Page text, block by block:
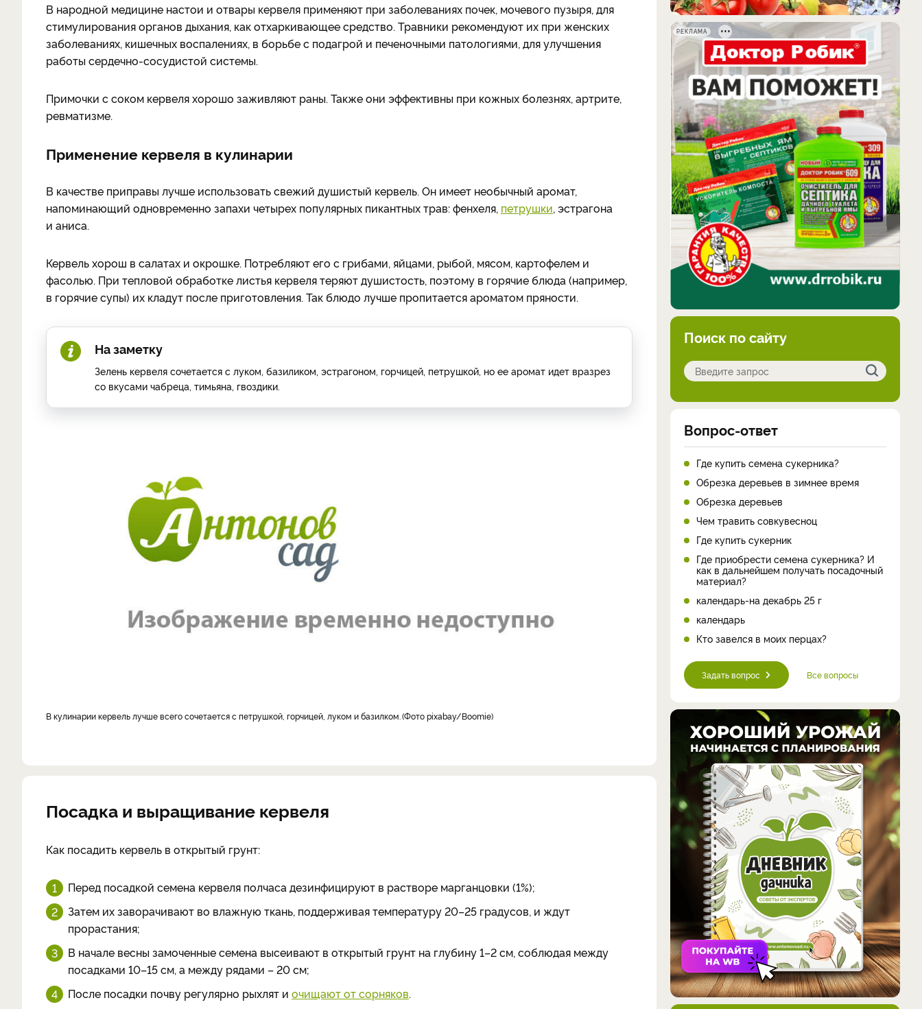
В народной медицине настои и отвары кервеля применяют при заболеваниях почек, мочевого пузыря, для
стимулирования органов дыхания, как отхаркивающее средство. Травники рекомендуют их при женских
заболеваниях, кишечных воспалениях, в борьбе с подагрой и печеночными патологиями, для улучшения
работы сердечно-сосудистой системы.
Примочки с соком кервеля хорошо заживляют раны. Также они эффективны при кожных болезнях, артрите,
ревматизме.
Применение кервеля в кулинарии
В качестве приправы лучше использовать свежий душистый кервель. Он имеет необычный аромат,
напоминающий одновременно запахи четырех популярных пикантных трав: фенхеля, петрушки, эстрагона
и аниса.
Кервель хорош в салатах и окрошке. Потребляют его с грибами, яйцами, рыбой, мясом, картофелем и
фасолью. При тепловой обработке листья кервеля теряют душистость, поэтому в горячие блюда (например,
в горячие супы) их кладут после приготовления. Так блюдо лучше пропитается ароматом пряности.
На заметку
Зелень кервеля сочетается с луком, базиликом, эстрагоном, горчицей, петрушкой, но ее аромат идет вразрез
со вкусами чабреца, тимьяна, гвоздики.
в кулинарии кервель лучше всего сочетается с петрушкой, горчицей, луком и базилком. Фото pixabay/Boomie
Посадка и выращивание кервеля
Как посадить кервель в открытый грунт:
Перед посадкой семена кервеля полчаса дезинфицируют в растворе марганцовки (1%);
Затем их заворачивают во влажную ткань, поддерживая температуру 20–25 градусов, и ждут
прорастания;
В начале весны замоченные семена высеивают в открытый грунт на глубину 1–2 см, соблюдая между
посадками 10–15 см, а между рядами – 20 см;
После посадки почву регулярно рыхлят и очищают от сорняков.
РЕКЛАМА
Поиск по сайту
Вопрос-ответ
Где купить семена сукерника?
Обрезка деревьев в зимнее время
Обрезка деревьев
Чем травить совкувесноц
Где купить сукерник
Где приобрести семена сукерника? И
как в дальнейшем получать посадочный
материал?
календарь-на декабрь 25 г
календарь
Кто завелся в моих перцах?
Задать вопрос Все вопросы